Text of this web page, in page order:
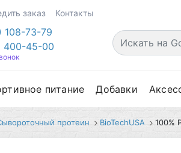
заказ Контакты
108-73-79
400-45-00
питание Добавки
протеин BioTechUSA 100%